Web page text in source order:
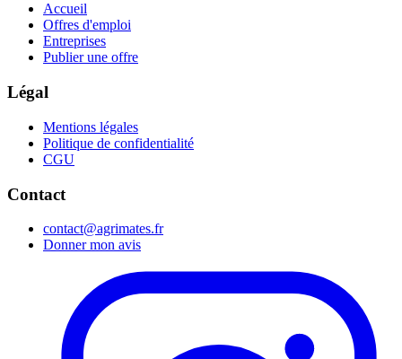
Accueil
Offres d'emploi
Entreprises
Publier une offre
Légal
Mentions légales
Politique de confidentialité
CGU
Contact
contact@agrimates.fr
Donner mon avis